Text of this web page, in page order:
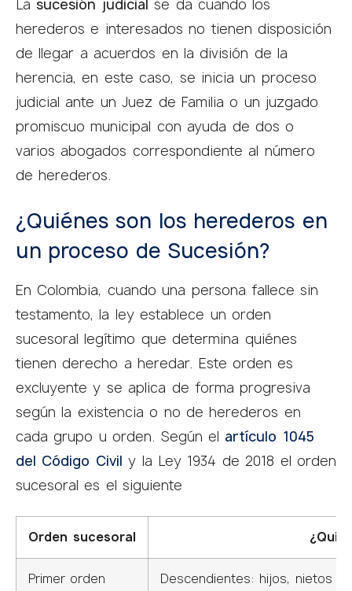
La sucesión judicial se da cuando los
herederos e interesados no tienen disposición
de llegar a acuerdos en la división de la
herencia, en este caso, se inicia un proceso
judicial ante un Juez de Familia o un juzgado
promiscuo municipal con ayuda de dos o
varios abogados correspondiente al número
de herederos.
¿Quiénes son los herederos en
un proceso de Sucesión?
En Colombia, cuando una persona fallece sin
testamento, la ley establece un orden
sucesoral legítimo que determina quiénes
tienen derecho a heredar. Este orden es
excluyente y se aplica de forma progresiva
según la existencia o no de herederos en
cada grupo u orden. Según el artículo 1045
del Código Civil y la Ley 1934 de 2018 el orden
sucesoral es el siguiente
Orden sucesoral
Primer orden Descendientes: hijos, nietos y